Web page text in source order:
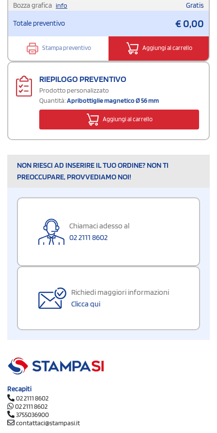
Bozza grafica info Gratis
Totale preventivo €0,00
Stampa preventivo Aggiungi al carrello
RIEPILOGO PREVENTIVO
Prodotto personalizzato
Quantità:Apribottiglie magnetico Ø 56 mm
Aggiungi al carrello
NON RIESCI AD INSERIRE IL TUO ORDINE? NON TI
PREOCCUPARE, PROVVEDIAMO NOI!
Chiamaci adesso al
02 2111 8602
Richiedi maggiori informazioni
Clicca qui
Recapiti
02 2111 8602
02 2111 8602
3755036900
contattaci@stampasi.it